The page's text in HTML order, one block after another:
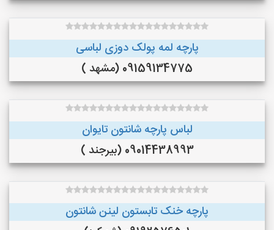
پارچه لمه پولک دوزی لباسی
09159134775 (مشهد )
لباس پارچه شانتون تایوان
09014438993 (بیرجند )
پارچه خنک تابستون لینن شانتون